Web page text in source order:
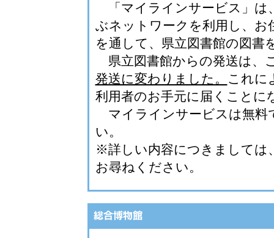
「マイラインサービス」は
ぶネットワークを利用し、お
を通して、県立図書館の図
県立図書館からの発送は、
発送に変わりました。
これに
利用者のお手元に届くことに
マイラインサービスは無料
い。
※詳しい内容につきまして
お尋ねください。